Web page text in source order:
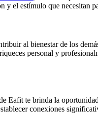
el estímulo que necesitan
al bienestar de los
personal y
Eafit te brinda la
conexiones